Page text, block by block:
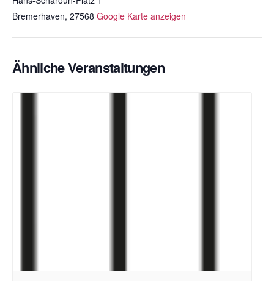
Bremerhaven, 27568 Google Karte anzeigen
Ähnliche Veranstaltungen